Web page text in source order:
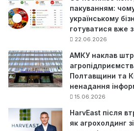
пакуванням:
українському
готуватися вже
22.06.2026
АМКУ наклав
Полтавщини та
ненадання
15.06.2026
HarvEast після
як агрохолдинг